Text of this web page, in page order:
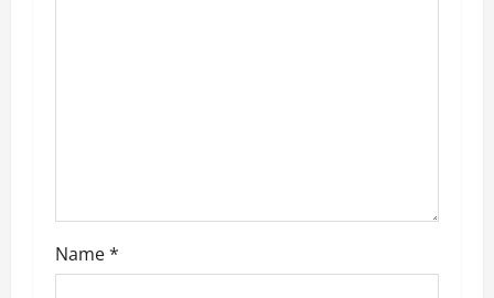
Name*